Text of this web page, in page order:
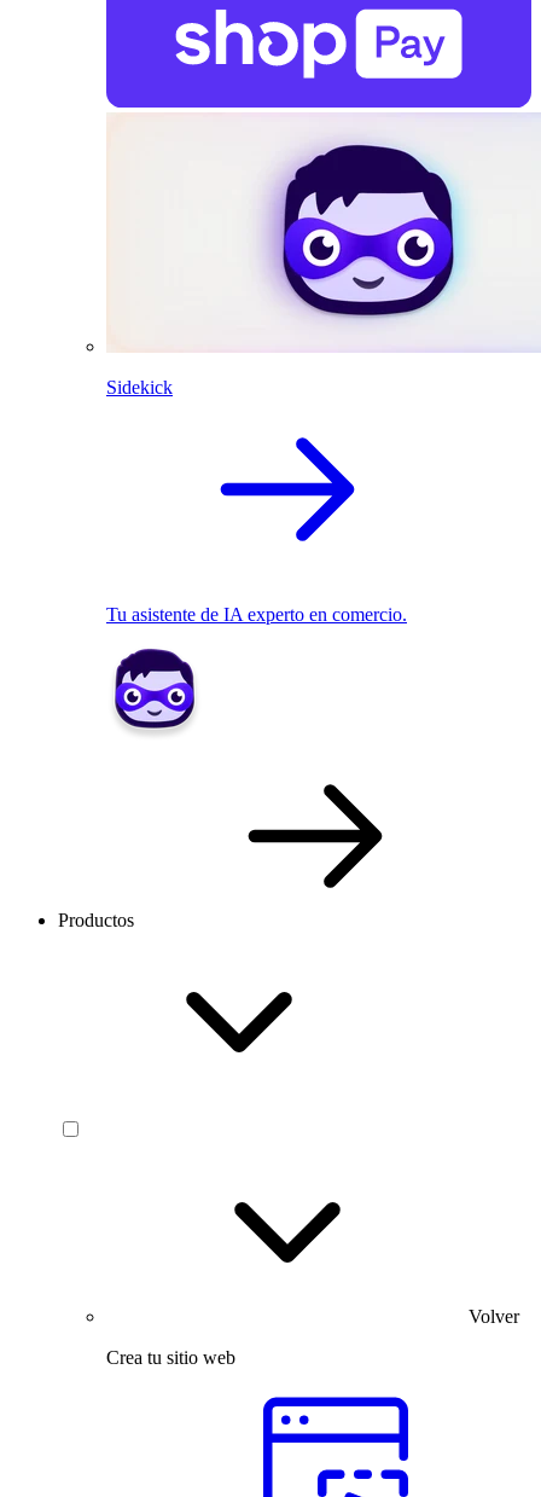
Sidekick
Tu asistente de IA experto en comercio.
Productos
Volver
Crea tu sitio web